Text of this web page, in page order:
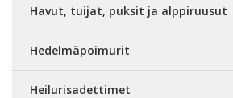
Havut, tuijat, puksit ja alppiruusut
Hedelmäpoimurit
Heilurisadettimet